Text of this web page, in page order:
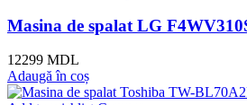
Masina de spalat LG
12299 MDL
Adaugă în coș